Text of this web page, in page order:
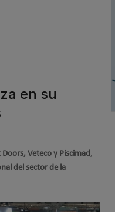
en su
Veteco y Piscimad,
del sector de la